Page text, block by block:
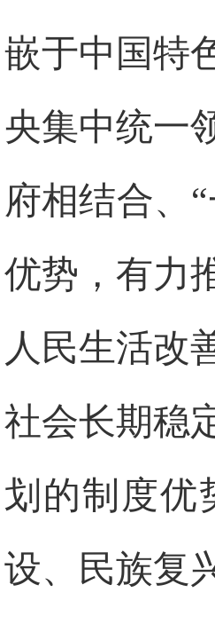
嵌于中国特
央集中统一
府相结合、
优势，有力
人民生活改
社会长期稳
划的制度优
设、民族复